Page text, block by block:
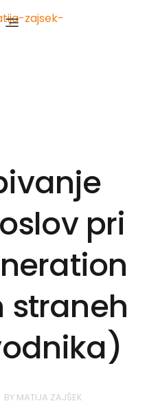
pri
straneh
BY MATIJA ZAJŠEK